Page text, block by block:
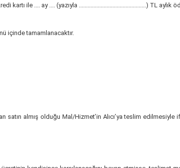
kartı ile .... ay .... (yazıyla ..............................................) TL aylık
içinde tamamlanacaktır.
satın almış olduğu Mal/Hizmet’in Alıcı’ya teslim